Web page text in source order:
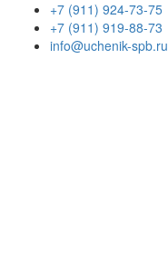
+7 (911) 924-73-75
+7 (911) 919-88-73
info@uchenik-spb.ru